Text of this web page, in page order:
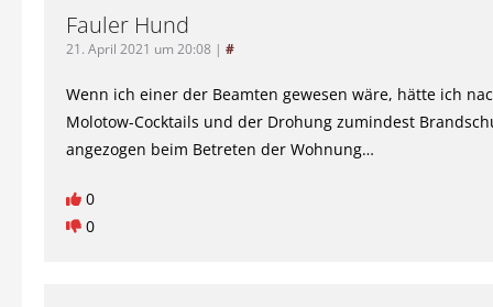
Fauler Hund
21. April 2021 um 20:08 | #
Wenn ich einer der Beamten gewesen wäre, hätte ich
Molotow-Cocktails und der Drohung zumindest
angezogen beim Betreten der Wohnung…
0
0